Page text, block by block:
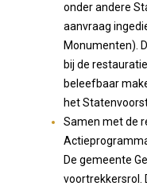
onder andere
aanvraag
Monumenten).
bij de
beleefbaar
het
Samen met de
De gemeente
voortrekkersrol.